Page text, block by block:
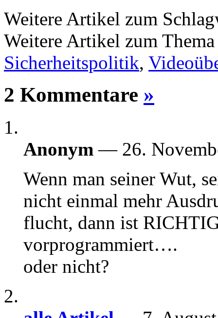
Weitere Artikel zum
Weitere Artikel zum
Sicherheitspolitik,
2 Kommentare »
Anonym — 26.
Wenn man seiner Wut,
nicht einmal mehr
flucht, dann ist
vorprogrammiert….
oder nicht?